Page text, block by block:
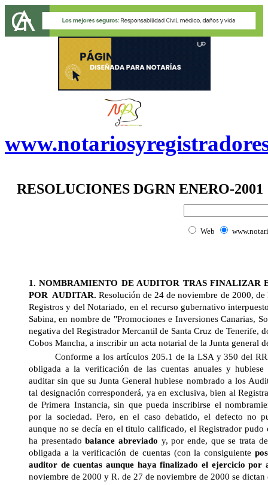
RESOLUCIONES DGRN ENERO-2001
Web
1. NOMBRAMIENTO DE AUDITOR TRAS FINALIZAR
POR AUDITAR. Resolución de 24 de noviembre de 2000, de
Registros y del Notariado, en el recurso gubernativo
Sabina, en nombre de "Promociones e Inversiones Canarias,
negativa del Registrador Mercantil de Santa Cruz de Tenerife,
Cobos Mancha, a inscribir un acta notarial de la Junta general
Conforme a los artículos 205.1 de la LSA y 350 del
obligada a la verificación de las cuentas anuales y
auditar sin que su Junta General hubiese nombrado a los
tal designación corresponderá, ya en exclusiva, bien al
de Primera Instancia, sin que pueda inscribirse el
porla sociedad. Pero, en el caso debatido, el defecto no
aunque no se decía en el titulo calificado, el Registrador pudo
ha presentadobalance abreviado y, por ende, que se trata
obligada a la verificación de cuentas (con la consiguiente
auditor de cuentas aunque haya finalizado el ejercicio por
noviembre de 2000 y R. de 27 de noviembre de 2000 se